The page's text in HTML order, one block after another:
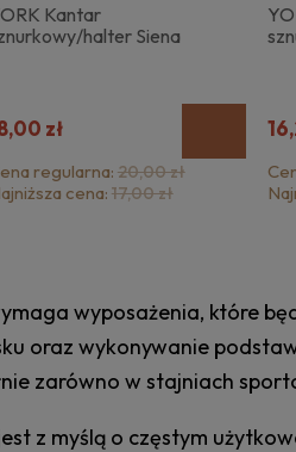
Kantar
halter Siena
zł
regularna: 20,00 zł
cena: 17,00 zł
wyposażenia, które
oraz wykonywanie
zarówno w stajniach
z myślą o częstym